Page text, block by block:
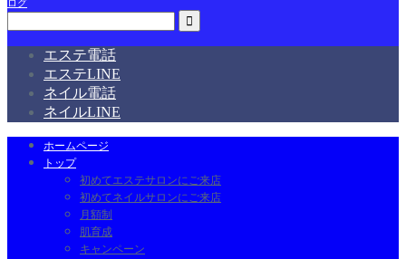
ログ
エステ電話
エステLINE
ネイル電話
ネイルLINE
ホームページ
トップ
初めてエステサロンにご来店
初めてネイルサロンにご来店
月額制
肌育成
キャンペーン